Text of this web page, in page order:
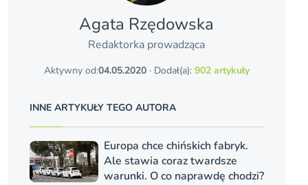
Agata Rzędowska
Redaktorka prowadząca
Aktywny od:04.05.2020· Dodał(a): 902 artykuły
INNE ARTYKUŁY TEGO AUTORA
Europa chce chińskich fabryk.
Ale stawia coraz twardsze
warunki. O co naprawdę chodzi?